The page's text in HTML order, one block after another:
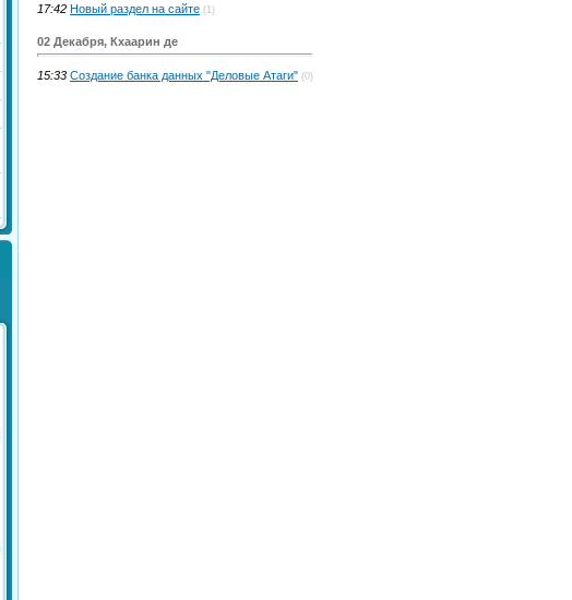
17:42 Новый раздел на сайте (1)
02 Декабря, Кхаарин де
15:33 Создание банка данных "Деловые Атаги" (0)